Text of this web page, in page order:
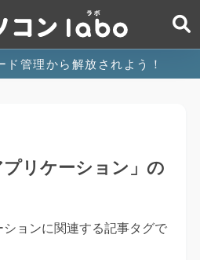
ド管理から解放されよう！
プリケーション」の
ョンに関連する記事タグで